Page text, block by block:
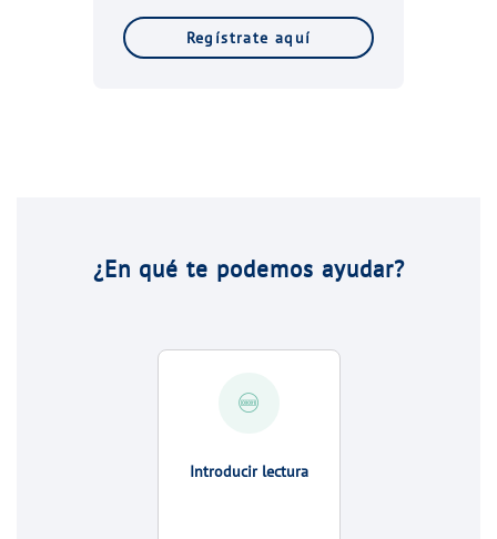
¿En qué te podemos ayudar?
Introducir lectura
Regístrate aquí